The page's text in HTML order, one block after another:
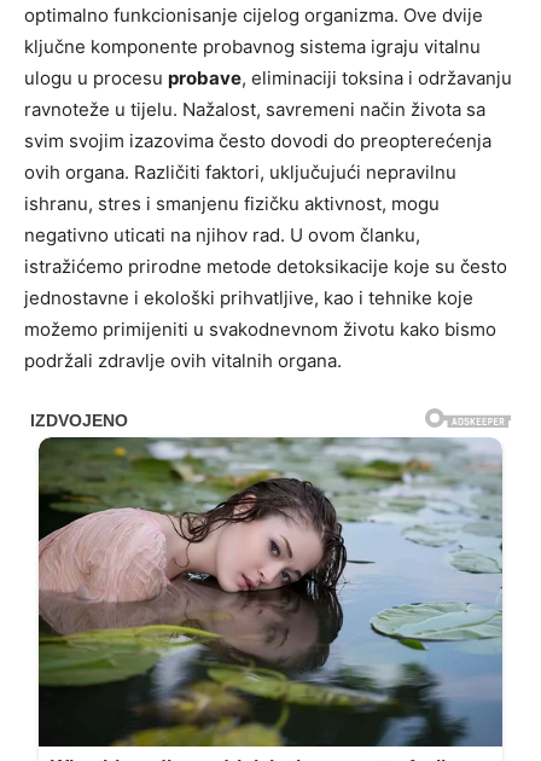
optimalno funkcionisanje cijelog organizma. Ove dvije
ključne komponente probavnog sistema igraju vitalnu
ulogu u procesu probave, eliminaciji toksina i održavanju
ravnoteže u tijelu. Nažalost, savremeni način života sa
svim svojim izazovima često dovodi do preopterećenja
ovih organa. Različiti faktori, uključujući nepravilnu
ishranu, stres i smanjenu fizičku aktivnost, mogu
negativno uticati na njihov rad. U ovom članku,
istražićemo prirodne metode detoksikacije koje su često
jednostavne i ekološki prihvatljive, kao i tehnike koje
možemo primijeniti u svakodnevnom životu kako bismo
podržali zdravlje ovih vitalnih organa.